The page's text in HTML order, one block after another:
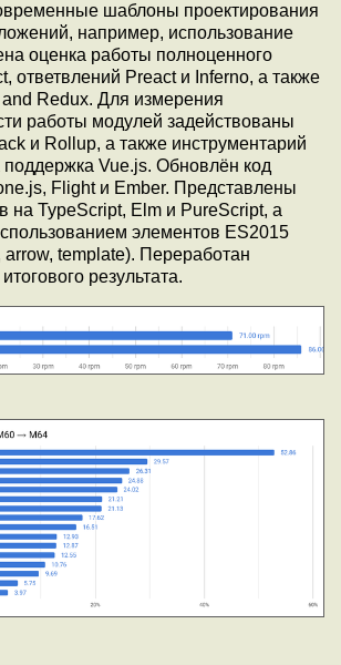
шаблоны проектирования
например, использование
оценка работы полноценного
ответвлений Preact и Inferno, а также
and Redux. Для измерения
работы модулей задействованы
и Rollup, а также инструментарий
Vue.js. Обновлён код
Flight и Ember. Представлены
на TypeScript, Elm и PureScript, а
элементов ES2015
arrow, template). Переработан
результата.